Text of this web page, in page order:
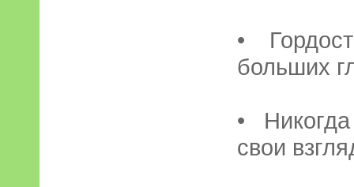
•
больших
•
свои